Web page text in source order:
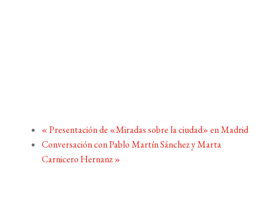
«Presentación de «Miradas sobre la ciudad» en Madrid
Conversación con Pablo Martín Sánchez y Marta
Carnicero Hernanz»